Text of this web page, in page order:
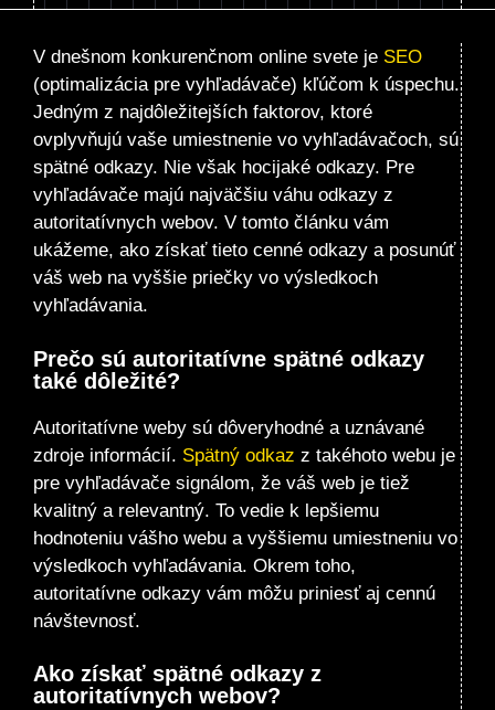
V dnešnom konkurenčnom online svete je SEO
(optimalizácia pre vyhľadávače) kľúčom k úspechu.
Jedným z najdôležitejších faktorov, ktoré
ovplyvňujú vaše umiestnenie vo vyhľadávačoch, sú
spätné odkazy. Nie však hocijaké odkazy. Pre
vyhľadávače majú najväčšiu váhu odkazy z
autoritatívnych webov. V tomto článku vám
ukážeme, ako získať tieto cenné odkazy a posunúť
váš web na vyššie priečky vo výsledkoch
vyhľadávania.
Prečo sú autoritatívne spätné odkazy
také dôležité?
Autoritatívne weby sú dôveryhodné a uznávané
zdroje informácií. Spätný odkaz z takéhoto webu je
pre vyhľadávače signálom, že váš web je tiež
kvalitný a relevantný. To vedie k lepšiemu
hodnoteniu vášho webu a vyššiemu umiestneniu vo
výsledkoch vyhľadávania. Okrem toho,
autoritatívne odkazy vám môžu priniesť aj cennú
návštevnosť.
Ako získať spätné odkazy z
autoritatívnych webov?